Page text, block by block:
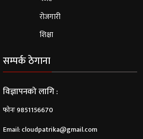
रोजगारी
शिक्षा
सम्पर्क ठेगाना
विज्ञापनको लागि :
फोनः 9851156670
Email:cloudpatrika@gmail.com